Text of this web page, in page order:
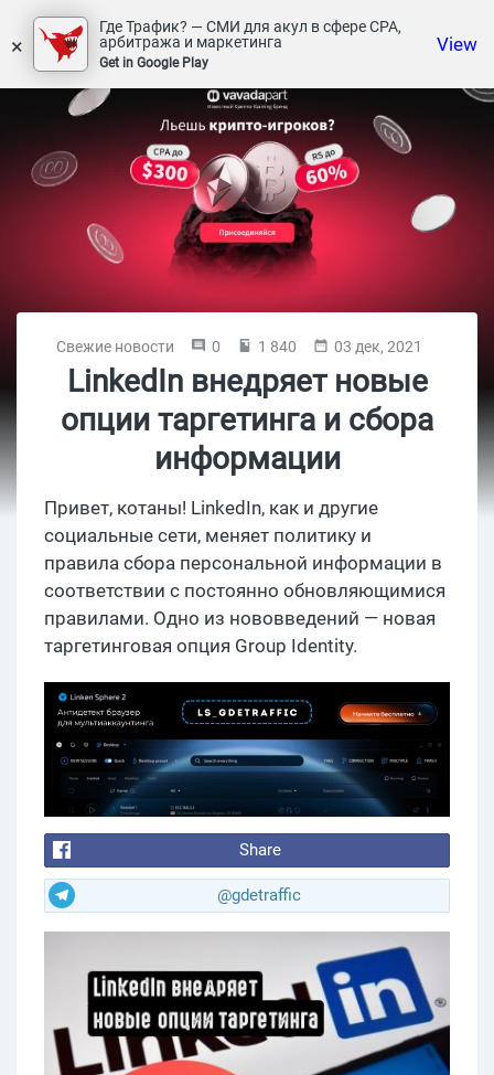
×
Где Трафик? — СМИ для акул в сфере СРА,
арбитража и маркетинга
Get in Google Play
View
Свежие новости 0 1 840 03 дек, 2021
LinkedIn внедряет новые
опции таргетинга и сбора
информации
Привет, котаны! LinkedIn, как и другие
социальные сети, меняет политику и
правила сбора персональной информации в
соответствии с постоянно обновляющимися
правилами. Одно из нововведений — новая
таргетинговая опция Group Identity.
Share
@gdetraffic